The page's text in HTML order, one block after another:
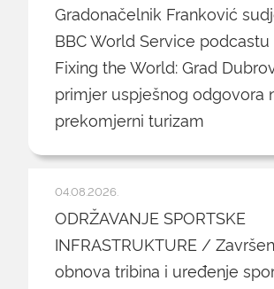
Gradonačelnik Franković
BBC World Service
Fixing the World: Grad
primjer uspješnog odgovora
prekomjerni turizam
04.08.2026.
ODRŽAVANJE SPORTSKE
INFRASTRUKTURE /
obnova tribina i uređenje